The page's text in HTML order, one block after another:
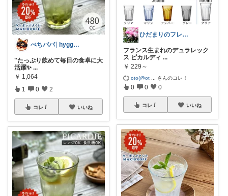
ぺちパパ│hyggeな心意気を大切に🌿
"たっぷり飲めて毎日の食卓に大
活躍✨️ ...
￥ 1,064
1 0 2
コレ いいね
ひだまりのフレンチ🩷ガーデン
フランス生まれのデュラレック
ス ピカルディ ...
￥ 229～
oto(@ot さんのコレ！
0 0 0
コレ いいね